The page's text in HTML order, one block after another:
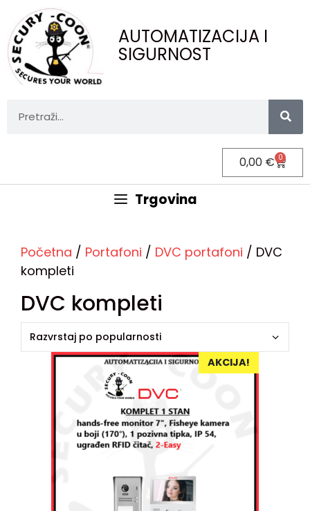
AUTOMATIZACIJA I
SIGURNOST
0,00 € 0
Trgovina
Početna / Portafoni / DVC portafoni / DVC
kompleti
DVC kompleti
AKCIJA!